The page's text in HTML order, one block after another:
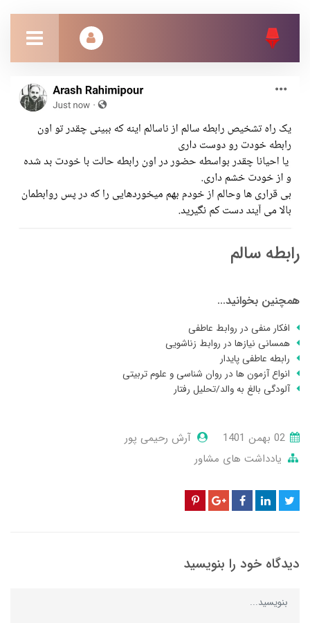
رابطه سالم
همچنین بخوانید...
افکار منفی در روابط عاطفی
همسانی نیازها در روابط زناشویی
رابطه عاطفی پایدار
انواع آزمون ها در روان شناسی و علوم تربیتی
آلودگی بالغ به والد/تحلیل رفتار
آرش رحیمی پور
یادداشت های مشاور
دیدگاه خود را بنویسید